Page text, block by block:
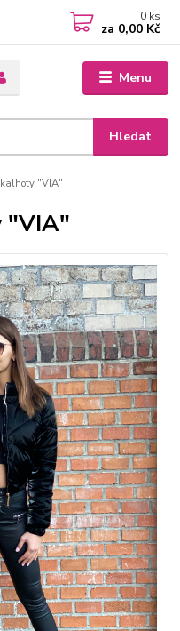
Menu
Hledat
0 ks
za 0,00 Kč
kalhoty "VIA"
"VIA"